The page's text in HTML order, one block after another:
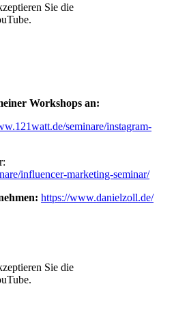
Sie die
Workshops an:
seminare/instagram-
influencer-marketing-seminar/
https://www.danielzoll.de/
Sie die